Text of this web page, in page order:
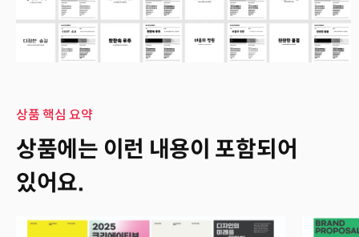
상품 핵심 요약
상품에는 이런 내용이 포함되어
있어요.